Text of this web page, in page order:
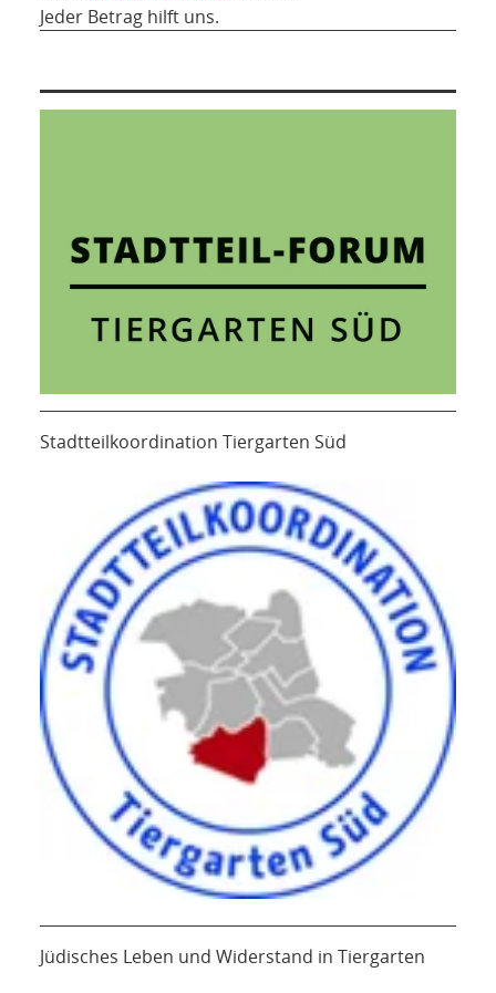
Jeder Betrag hilft uns.
Stadtteilkoordination Tiergarten Süd
Jüdisches Leben und Widerstand in Tiergarten